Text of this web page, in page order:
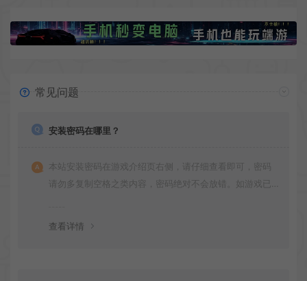
常见问题
安装密码在哪里？
本站安装密码在游戏介绍页右侧，请仔细查看即可，密码
请勿多复制空格之类内容，密码绝对不会放错。如游戏已
查看详情